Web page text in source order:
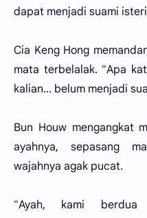
dapat menjadi suami
Cia Keng Hong
mata terbelalak. "Apa
kalian... belum menjadi
Bun Houw mengangkat
ayahnya, sepasang
wajahnya agak pucat.
"Ayah, kami berdua